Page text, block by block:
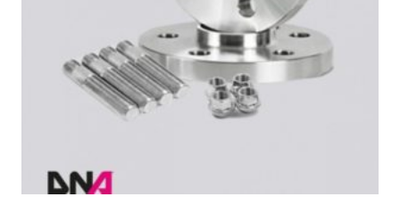
sur
la
page
du
produit